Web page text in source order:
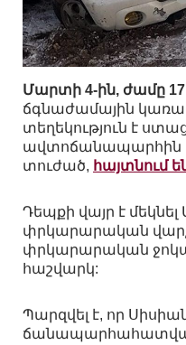
Մարտի 4-ին, ժամը
ճգնաժամային
տեղեկություն է
ավտոճանապարհին
տուժած, հայտնում
Դեպքի վայր է
փրկարարական
փրկարարական
հաշվարկ:
Պարզվել է, որ